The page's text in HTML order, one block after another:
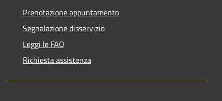
Prenotazione appuntamento
Segnalazione disservizio
Leggi le FAQ
Richiesta assistenza